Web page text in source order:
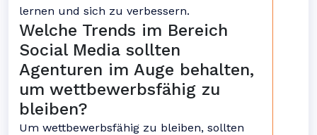
lernen und sich zu verbessern.
Welche Trends im Bereich
Social Media sollten
Agenturen im Auge behalten,
um wettbewerbsfähig zu
bleiben?
Um wettbewerbsfähig zu bleiben, sollten